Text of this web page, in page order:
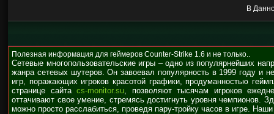
В
Полезная информация для геймеров Counter-Strike 1.6 и не только..
Сетевые многопользовательские игры – одно из популярнейших
жанра сетевых шутеров. Он завоевал популярность в 1999 году и
игр, поражающих игроков красотой графики, продуманностью
странице сайта cs-monitor.su, позволяют тысячам игроков
оттачивают свое умение, стремясь достигнуть уровня чемпионов.
можно просто расслабиться, проведя пару-тройку часов в игре.